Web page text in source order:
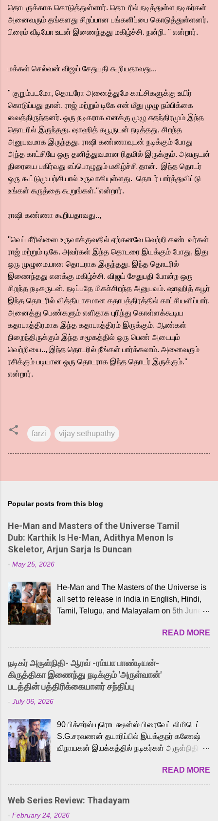
தொடருக்காக கொடுத்துள்ளார். தொடரில் நடித்துள்ள நடிகர்கள்
அனைவரும் தங்களது சிறப்பான பங்களிப்பை கொடுத்துள்ளனர்.
பிரைம் வீடியோ உடன் இணைந்தது மகிழ்ச்சி. நன்றி. '' என்றார்.
மக்கள் செல்வன் விஜய் சேதுபதி கூறியதாவது..,
" குறும்படமோ, தொடரோ அனைத்துமே காட்சிகளுக்கு உயிர்
கொடுப்பது தான். ராஜ் மற்றும் டிகே என் மீது முழு நம்பிக்கை
வைத்திருந்தனர். ஒரு நடிகராக எனக்கு முழு சுதந்திரமும் இந்த
தொடரில் இருந்தது. ஷாஹித் கபூருடன் நடித்தது, சிறந்த
அனுபவமாக இருந்தது. ராஷி கண்ணாவுடன் நடிக்கும் போது
அந்த காட்சியே ஒரு தனித்துவமான ரிதமில் இருக்கும். அவருடன்
திரையை பகிர்வது எப்பொழுதும் மகிழ்ச்சி தான். இந்த தொடர்
ஒரு கூட்டுமுயற்சியால் உருவாகியுள்ளது. தொடர் பார்த்துவிட்டு
உங்கள் கருத்தை கூறுங்கள்.''என்றார்.
ராஷி கண்ணா கூறியதாவது..,
''வெப் சீரிஸ்ஸை உருவாக்குவதில் ஏற்கனவே வெற்றி கண்டவர்கள்
ராஜ் மற்றும் டிகே. அவர்கள் இந்த தொடரை இயக்கும் போது, இது
ஒரு முழுமையான தொடராக இருந்தது. இந்த தொடரில்
இணைந்தது எனக்கு மகிழ்ச்சி. விஜய் சேதுபதி போன்ற ஒரு
சிறந்த நடிகருடன், நடிப்பதே மிகச்சிறந்த அனுபவம். ஷாஹித் கபூர்
இந்த தொடரில் வித்தியாசமான கதாபத்திரத்தில் காட்சியளிப்பார்.
அனைத்து பெண்களும் எளிதாக புரிந்து கொள்ளக்கூடிய
கதாபாத்திரமாக இந்த கதாபாத்திரம் இருக்கும். ஆண்கள்
நிறைந்திருக்கும் இந்த சமூகத்தில் ஒரு பெண் அடையும்
வெற்றியை.., இந்த தொடரில் நீங்கள் பார்க்கலாம். அனைவரும்
ரசிக்கும் படியான ஒரு தொடராக இந்த தொடர் இருக்கும்.''
என்றார்.
farzi vijay sethupathy
Popular posts from this blog
He-Man and Masters of the Universe Tamil
Dub: Karthik Is He-Man, Adithya Menon Is
Skeletor, Arjun Sarja Is Duncan
- May 25, 2026
He-Man and The Masters of the Universe is
all set to release in India in English, Hindi,
Tamil, Telugu, and Malayalam on 5th June,
received a lot of love from cult He-Man fans
and offered audiences an exciting glimpse
into the world of Eternia, the recently
released Tamil trailer has also generated
strong excitement among Tamil audiences.
Adding to the growing buzz is the film’s
to the iconic superhero He-Man. Known for
memorable songs like “Behene De” from
Raavan, “Oru Maalai” from Ghajini, and
loved for his versatile voice and strong
command over multiple languages, making
him a strong fit for the legendary character.
READ MORE
நடிகர் அருள்நிதி- ஆரவ் -ரம்யா பாண்டியன்-
கிருத்திகா இணைந்து நடிக்கும் 'அருள்வான்'
படத்தின் பத்திரிக்கையாளர் சந்திப்பு
- July 06, 2026
90 பிக்சர்ஸ் புரொடக்ஷன்ஸ் பிரைவேட் லிமிடெட்
S.G.சரவணன் தயாரிப்பில் இயக்குநர் கணேஷ்
விநாயகன் இயக்கத்தில் நடிகர்கள் அருள்நிதி -
முக்கிய வேடத்தில் இணைந்து நடித்திருக்கும்
'அருள்வான்' திரைப்படத்தினை
பத்திரிக்கையாளர் சந்திப்பு சென்னையில்
நடைபெற்றது. இயக்குநர் கணேஷ் விநாயகன்
இயக்கத்தில் உருவாகியுள்ள 'அருள்வான்'
READ MORE
Web Series Review: Thadayam
- February 24, 2026